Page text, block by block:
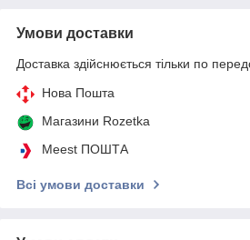
Умови доставки
Доставка здійснюється тільки по
Нова Пошта
Магазини Rozetka
Meest ПОШТА
Всі умови доставки